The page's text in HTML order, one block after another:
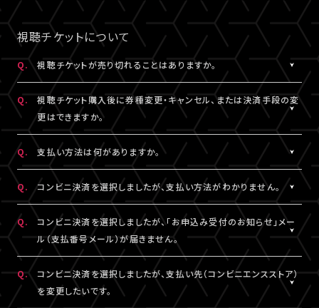
A. テレビでの視聴方法の⼀例を こちら
でご紹介しております。
テレビ視聴は、当サービスの推奨環境ではありません。
参考にされる際は、あくまで推奨環境ではないことをご理解・ご了
承のうえ、事前にテスト視聴をお試しください。
※テレビでのご視聴中に生じた不具合に関しては、当サービスは
一切の責任を負いかねます。
※テレビ等での視聴をご希望の場合は、サンプル動画視聴ページ
でサンプル動画の映像と音声が正常に再生できることをご確認の
うえ、ご自身の判断で視聴チケットのご購入をご検討ください。
視聴チケットについて
Q. 視聴チケットが売り切れることはありますか。
原則、視聴チケットの売り切れはございません。ただし公演・券種に
よっては枚数に限りがある場合がございます。
詳細はチケット販売ページでご確認ください。
Q.
視聴チケット購入後に券種変更・キャンセル、または決済手段の変
更はできますか。
A.
一度決済を完了された視聴チケットの券種変更・キャンセルは一切
お受けできません。
※クレジットカード決済の場合、即時決済となります。
※コンビニ決済の場合、お支払いがお済みでない場合のみ、券種
変更・キャンセルが可能です。
Q. 支払い方法は何がありますか。
クレジットカード決済、コンビニ決済がご利用いただけます。
決済の明細には「LIVESHIP」と表示されます。
Q. コンビニ決済を選択しましたが、支払い方法がわかりません。
A. コンビニ決済の支払い方法は、下記よりご確認ください。
■コンビニ決済支払い方法（手順4以降）
□ローソン・ミニストップ
https://www.sbpayment.jp/support/how_to_pay/cvs/
□ファミリーマート
Q.
コンビニ決済を選択しましたが、「お申込み受付のお知らせ」メー
ル（支払番号メール）が届きません。
A.
コンビニ決済を選択された場合、「お申込み受付のお知らせ」メー
ル（支払番号メール）は、視聴チケット販売ページでご入力いただ
いたA!-ID（メールアドレス）宛に【@liveship.tokyo】ドメインから
Q.
コンビニ決済を選択しましたが、支払い先（コンビニエンスストア）
を変更したいです。